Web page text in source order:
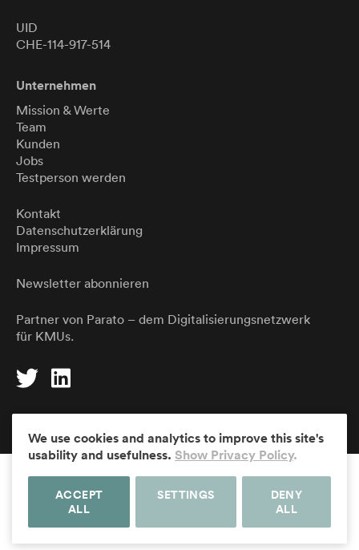
UID
CHE-114-917-514
Unternehmen
Mission & Werte
Team
Kunden
Jobs
Testperson werden
Kontakt
Datenschutzerklärung
Impressum
Newsletter abonnieren
Partner von Parato – dem Digitalisierungsnetzwerk
für KMUs.
© Die Ergonomen Usability AG – Usability, Interaction, Impact
We use cookies and analytics to improve this site's
usability and usefulness. Show Privacy Policy.
ACCEPT
ALL
SETTINGS
DENY
ALL